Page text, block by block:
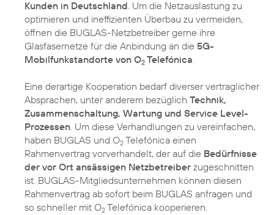
Kunden in Deutschland . Um die Netzauslastung zu
optimieren und ineffizienten Überbau zu vermeiden,
öffnen die BUGLAS-Netzbetreiber gerne ihre
Glasfasernetze für die Anbindung an die 5G-
Mobilfunkstandorte von O2 Telefónica
Eine derartige Kooperation bedarf diverser vertraglicher
Absprachen, unter anderem bezüglich Technik,
Zusammenschaltung, Wartung und Service Level-
Prozessen . Um diese Verhandlungen zu vereinfachen,
haben BUGLAS und O2 Telefónica einen
Rahmenvertrag vorverhandelt, der auf die Bedürfnisse
der vor Ort ansässigen Netzbetreiber zugeschnitten
ist. BUGLAS-Mitgliedsunternehmen können diesen
Rahmenvertrag ab sofort beim BUGLAS anfragen und
so schneller mit O2 Telefónica kooperieren.